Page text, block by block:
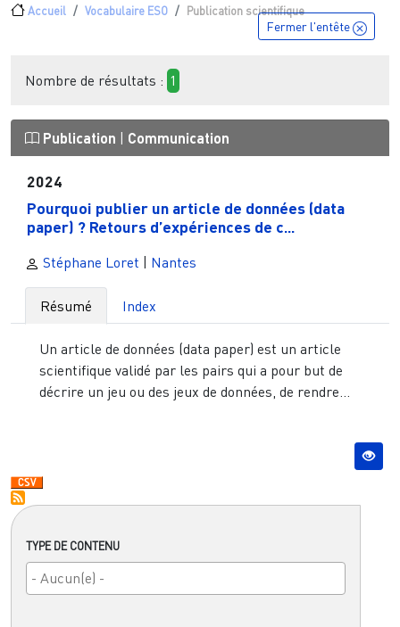
Fil d'Ariane
Accueil Vocabulaire ESO Publication scientifique
TYPE DE CONTENU
Fermer l'entête
Nombre de résultats : 1
Publication Communication
2024
Pourquoi publier un article de données (data
paper) ? Retours d’expériences de c...
Stéphane Loret | Nantes
Résumé Index
Un article de données (data paper) est un article
scientifique validé par les pairs qui a pour but de
décrire un jeu ou des jeux de données, de rendre...